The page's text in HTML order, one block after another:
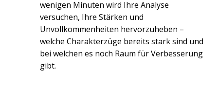
wenigen Minuten wird Ihre Analyse
versuchen, Ihre Stärken und
Unvollkommenheiten hervorzuheben –
welche Charakterzüge bereits stark sind und
bei welchen es noch Raum für Verbesserung
gibt.